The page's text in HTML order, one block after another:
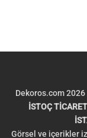
Dekoros.com
İSTOÇ
Görsel ve içerikler